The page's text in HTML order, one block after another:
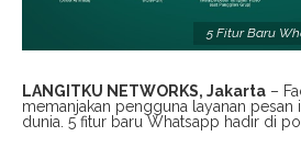
5 Fitur Baru
LANGITKU NETWORKS, Jakarta –
memanjakan pengguna layanan pesan
dunia. 5 fitur baru Whatsapp hadir di